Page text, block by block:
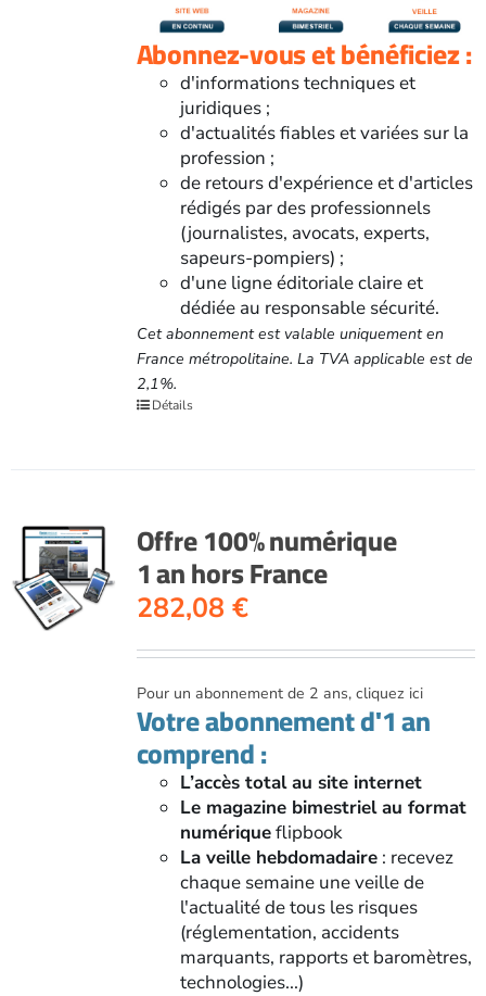
Abonnez-vous et bénéficiez :
d'informations techniques et
juridiques ;
d'actualités fiables et variées sur la
profession ;
de retours d'expérience et d'articles
rédigés par des professionnels
(journalistes, avocats, experts,
sapeurs-pompiers) ;
d'une ligne éditoriale claire et
dédiée au responsable sécurité.
Cet abonnement est valable uniquement en
France métropolitaine. La TVA applicable est de
2,1%.
Détails
Offre 100% numérique
1 an hors France
282,08 €
Pour un abonnement de 2 ans, cliquez ici
Votre abonnement d'1 an
comprend :
L’accès total au site internet
Le magazine bimestriel au format
numériqueflipbook
La veille hebdomadaire: recevez
chaque semaine une veille de
l'actualité de tous les risques
(réglementation, accidents
marquants, rapports et baromètres,
technologies...)